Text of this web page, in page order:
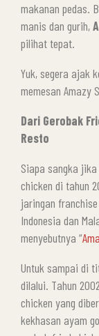
makanan pedas.
manis dan gurih,
pilihat tepat.
Yuk, segera ajak
memesan Amazy
Dari Gerobak
Resto
Siapa sangka
chicken di tahun
jaringan
Indonesia dan
menyebutnya “
Untuk sampai di
dilalui. Tahun
chicken yang
kekhasan ayam